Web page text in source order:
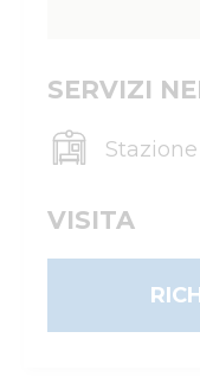
SERVIZI
VISITA